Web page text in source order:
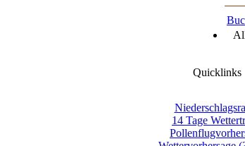
Quicklinks
14 Tage